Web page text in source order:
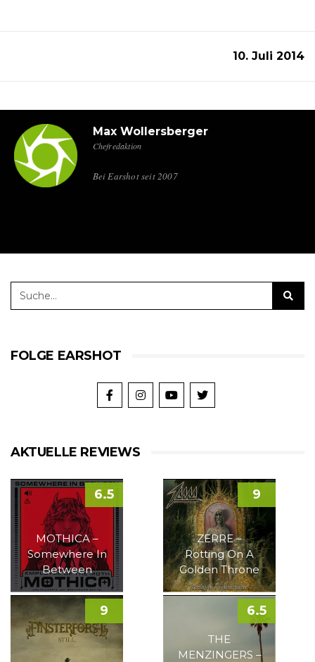
10. Juli 2014
Max Wollersberger
Chefredaktion
Bei Earshot seit 2007
FOLGE EARSHOT
AKTUELLE REVIEWS
MOTHICA –
Somewhere In
Between
6.5
ZERRE –
Rotting On A
Golden Throne
9
9
THE
MENZINGERS –
6.5